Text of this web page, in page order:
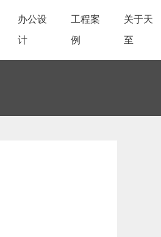
办公设
计
工程案
例
关于天
至